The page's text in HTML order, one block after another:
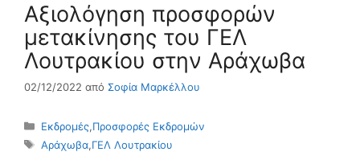
Αξιολόγηση προσφορών
μετακίνησης του ΓΕΛ
Λουτρακίου στην Αράχωβα
02/12/2022 από Σοφία Μαρκέλλου
Κατηγορίες
Εκδρομές,Προσφορές Εκδρομών
Ετικέτες
Αράχωβα,ΓΕΛ Λουτρακίου